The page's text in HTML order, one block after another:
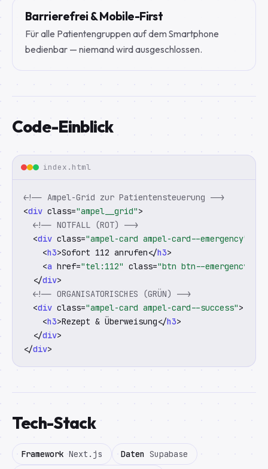
Barrierefrei & Mobile-First
Für alle Patientengruppen auf dem Smartphone
bedienbar — niemand wird ausgeschlossen.
Code-Einblick
index.html
<!-- Ampel-Grid zur Patientensteuerung -->
<div class="ampel__grid">
<!-- NOTFALL (ROT) -->
  <
div class="ampel-card ampel-card--emergency"
    <
h3>Sofort 112 anrufen</h3>
    <
a href="tel:112" class="btn btn--emergency"
  </
div>
<!-- ORGANISATORISCHES (GRÜN) -->
  <
div class="ampel-card ampel-card--success">
    <
h3>Rezept & Überweisung</h3>
  </
div>
</div>
Tech-Stack
Framework Next.js Daten Supabase